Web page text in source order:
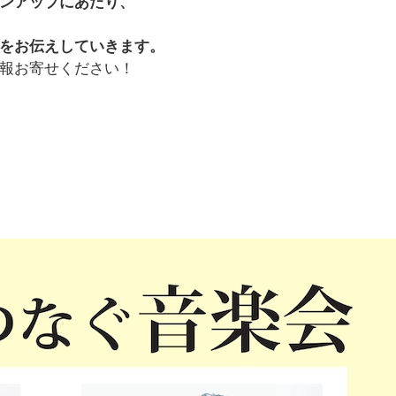
お伝えしていきます。
お寄せください！